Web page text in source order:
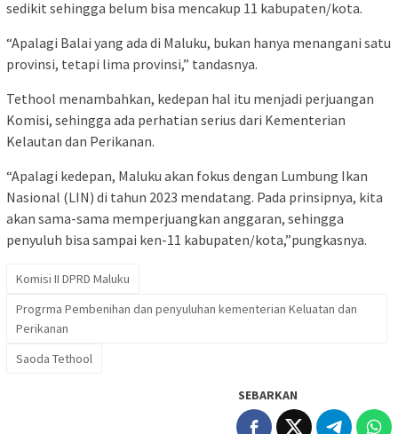
sedikit sehingga belum bisa mencakup 11 kabupaten/kota.
“Apalagi Balai yang ada di Maluku, bukan hanya menangani satu
provinsi, tetapi lima provinsi,” tandasnya.
Tethool menambahkan, kedepan hal itu menjadi perjuangan
Komisi, sehingga ada perhatian serius dari Kementerian
Kelautan dan Perikanan.
“Apalagi kedepan, Maluku akan fokus dengan Lumbung Ikan
Nasional (LIN) di tahun 2023 mendatang. Pada prinsipnya, kita
akan sama-sama memperjuangkan anggaran, sehingga
penyuluh bisa sampai ken-11 kabupaten/kota,”pungkasnya.
Komisi II DPRD Maluku
Progrma Pembenihan dan penyuluhan kementerian Keluatan dan
Perikanan
Saoda Tethool
SEBARKAN